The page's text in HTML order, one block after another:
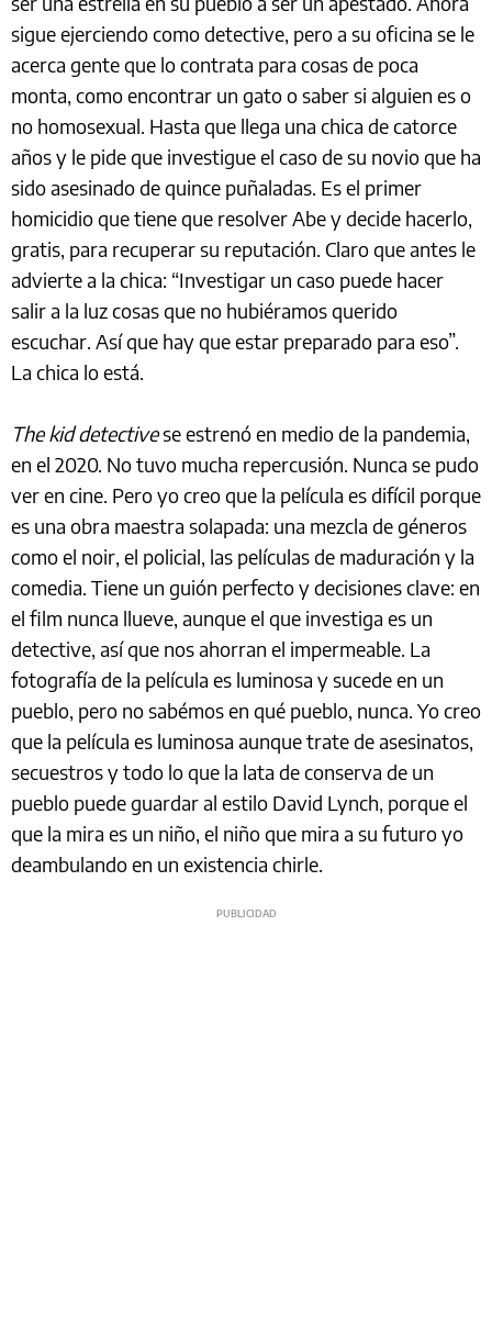
sigue ejerciendo como detective, pero a su oficina se le
acerca gente que lo contrata para cosas de poca
monta, como encontrar un gato o saber si alguien es o
no homosexual. Hasta que llega una chica de catorce
años y le pide que investigue el caso de su novio que ha
sido asesinado de quince puñaladas. Es el primer
homicidio que tiene que resolver Abe y decide hacerlo,
gratis, para recuperar su reputación. Claro que antes le
advierte a la chica: “Investigar un caso puede hacer
salir a la luz cosas que no hubiéramos querido
escuchar. Así que hay que estar preparado para eso”.
La chica lo está.
The kid detectivese estrenó en medio de la pandemia,
en el 2020. No tuvo mucha repercusión. Nunca se pudo
ver en cine. Pero yo creo que la película es difícil porque
es una obra maestra solapada: una mezcla de géneros
como el noir, el policial, las películas de maduración y la
comedia. Tiene un guión perfecto y decisiones clave: en
el film nunca llueve, aunque el que investiga es un
detective, así que nos ahorran el impermeable. La
fotografía de la película es luminosa y sucede en un
pueblo, pero no sabémos en qué pueblo, nunca. Yo creo
que la película es luminosa aunque trate de asesinatos,
secuestros y todo lo que la lata de conserva de un
pueblo puede guardar al estilo David Lynch, porque el
que la mira es un niño, el niño que mira a su futuro yo
deambulando en un existencia chirle.